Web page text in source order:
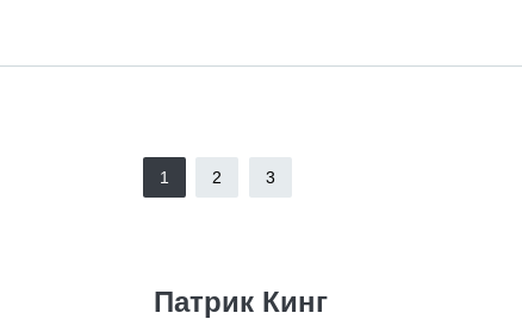
1 2 3
Патрик Кинг